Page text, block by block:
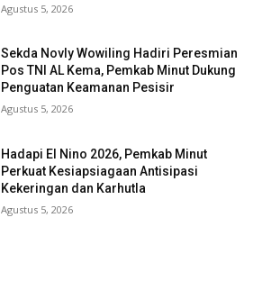
Agustus 5, 2026
Sekda Novly Wowiling Hadiri Peresmian
Pos TNI AL Kema, Pemkab Minut Dukung
Penguatan Keamanan Pesisir
Agustus 5, 2026
Hadapi El Nino 2026, Pemkab Minut
Perkuat Kesiapsiagaan Antisipasi
Kekeringan dan Karhutla
Agustus 5, 2026